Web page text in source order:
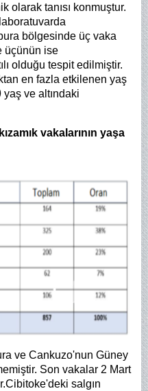
olarak tanısı konmuştur.
bölgesinde üç vaka
üçünün ise
olduğu tespit edilmiştir.
en fazla etkilenen yaş
ve altındaki
vakalarının yaşa
ve Cankuzo'nun Güney
Son vakalar 2 Mart
salgın